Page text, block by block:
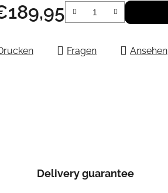
Fragen Ansehen
Delivery guarantee